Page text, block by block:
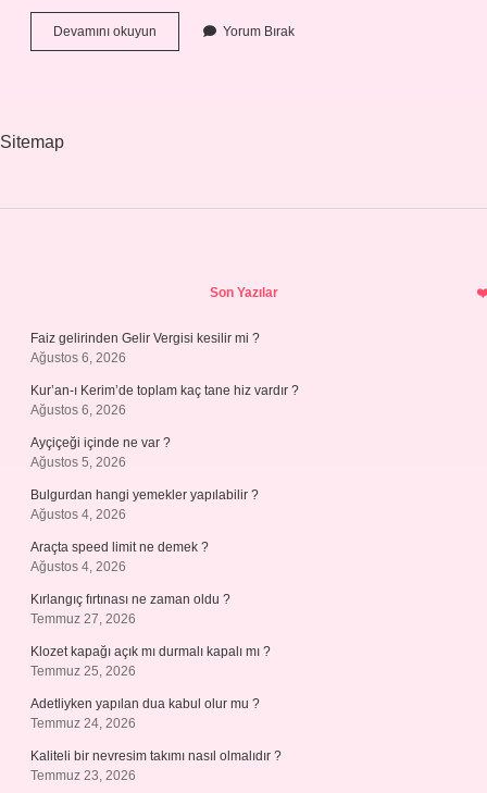
Devamını okuyun
Ve
Yorum Bırak
Sitemap
Son Yazılar
Faiz gelirinden Gelir Vergisi kesilir mi ?
Ağustos 6, 2026
Kur’an-ı Kerim’de toplam kaç tane hiz vardır ?
Ağustos 6, 2026
Ayçiçeği içinde ne var ?
Ağustos 5, 2026
Bulgurdan hangi yemekler yapılabilir ?
Ağustos 4, 2026
Araçta speed limit ne demek ?
Ağustos 4, 2026
Kırlangıç fırtınası ne zaman oldu ?
Temmuz 27, 2026
Klozet kapağı açık mı durmalı kapalı mı ?
Temmuz 25, 2026
Adetliyken yapılan dua kabul olur mu ?
Temmuz 24, 2026
Kaliteli bir nevresim takımı nasıl olmalıdır ?
Temmuz 23, 2026